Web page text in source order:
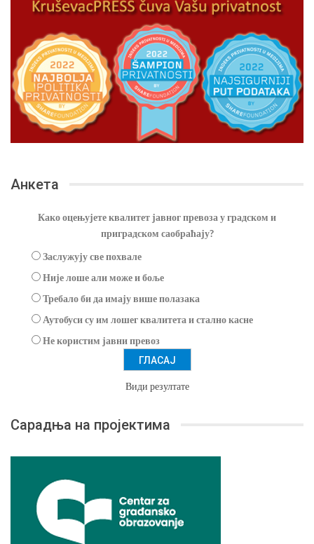
Анкета
Како оцењујете квалитет јавног превоза у градском и
приградском саобраћају?
Заслужују све похвале
Није лоше али може и боље
Требало би да имају више полазака
Аутобуси су им лошег квалитета и стално касне
Не користим јавни превоз
Види резултате
Сарадња на пројектима